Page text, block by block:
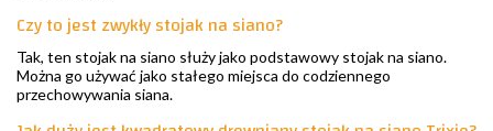
Czy to jest zwykły stojak na siano?
Tak, ten stojak na siano służy jako podstawowy stojak na siano.
Można go używać jako stałego miejsca do codziennego
przechowywania siana.